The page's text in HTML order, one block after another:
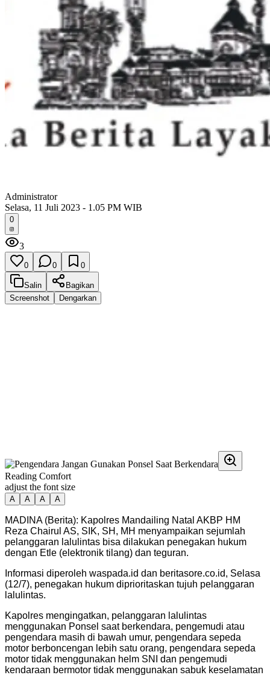
Administrator
Selasa, 11 Juli 2023 - 1.05 PM WIB
0
3
0 0 0
Salin
Bagikan
Screenshot
Dengarkan
Reading Comfort
adjust the font size
A A A A
MADINA (Berita): Kapolres Mandailing Natal AKBP HM
Reza Chairul AS, SIK, SH, MH menyampaikan sejumlah
pelanggaran lalulintas bisa dilakukan penegakan hukum
dengan Etle (elektronik tilang) dan teguran.
Informasi diperoleh waspada.id dan beritasore.co.id, Selasa
(12/7), penegakan hukum diprioritaskan tujuh pelanggaran
lalulintas.
Kapolres mengingatkan, pelanggaran lalulintas
menggunakan Ponsel saat berkendara, pengemudi atau
pengendara masih di bawah umur, pengendara sepeda
motor berboncengan lebih satu orang, pengendara sepeda
motor tidak menggunakan helm SNI dan pengemudi
kendaraan bermotor tidak menggunakan sabuk keselamatan